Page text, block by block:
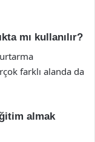
mı kullanılır?
farklı alanda da
almak